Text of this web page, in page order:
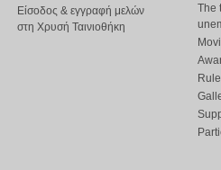
Είσοδος & εγγραφή μελών
στη Χρυσή Ταινιοθήκη
The